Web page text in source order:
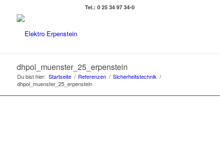
Tel.: 0 25 34 97 34-0
dhpol_muenster_25_erpenstein
Du bist hier: Startseite / Referenzen / Sicherheitstechnik /
dhpol_muenster_25_erpenstein